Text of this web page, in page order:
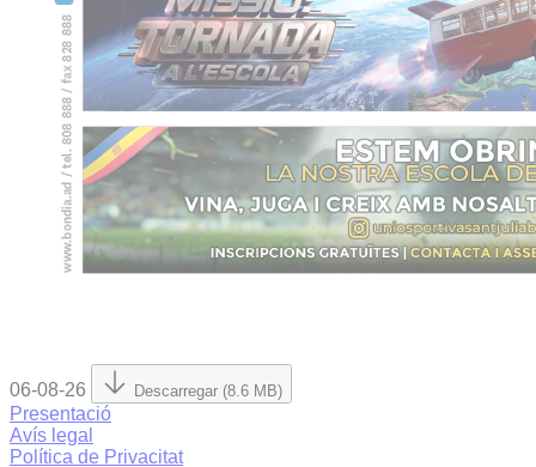
06-08-26 Descarregar (8.6 MB)
Presentació
Avís legal
Política de Privacitat